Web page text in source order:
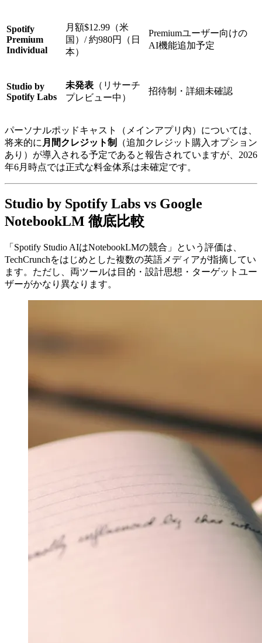
Spotify
Premium
Individual
月額$12.99（米
国）/ 約980円（日
本）
Premiumユーザー向けの
AI機能追加予定
Studio by
Spotify Labs
未発表 （リサーチ
プレビュー中）
招待制・詳細未確認
パーソナルポッドキャスト（メインアプリ内）については、
将来的に 月間クレジット制
（追加クレジット購入オプション
あり）が導入される予定であると報告されていますが、2026
年6月時点では正式な料金体系は未確定です。
Studio by Spotify Labs vs Google
NotebookLM 徹底比較
「Spotify Studio AIはNotebookLMの競合」という評価は、
TechCrunchをはじめとした複数の英語メディアが指摘してい
ます。ただし、両ツールは目的・設計思想・ターゲットユー
ザーがかなり異なります。